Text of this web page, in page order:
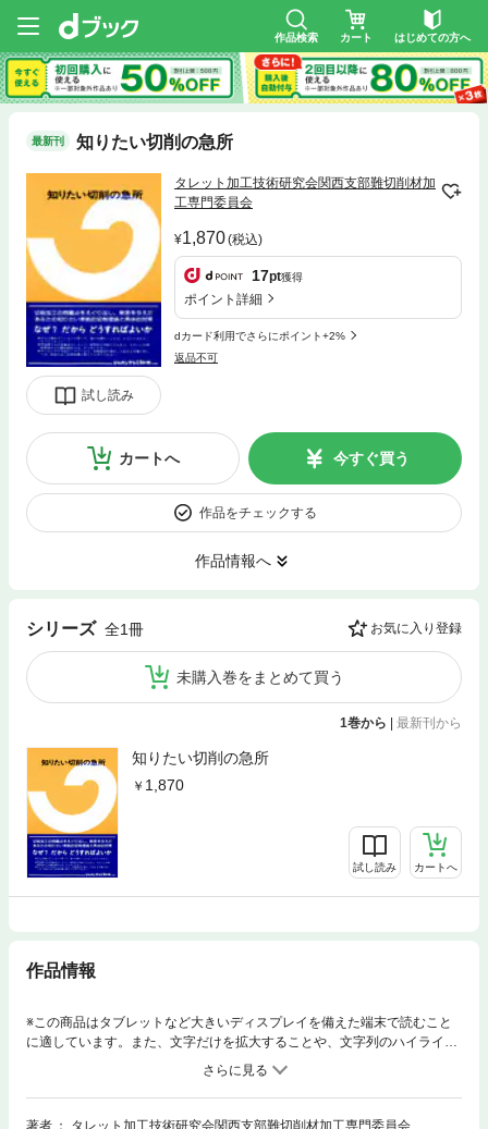
作品検索 カート はじめての方へ
最新刊 知りたい切削の急所
試し読み
タレット加工技術研究会関西支部難切削材加
工専門委員会
1,870(税込)
17pt獲得
ポイント詳細
dカード利用でさらにポイント+2%
返品不可
カートへ 今すぐ買う
作品をチェックする
作品情報へ
シリーズ 全1冊 お気に入り登録
未購入巻をまとめて買う
1巻から 最新刊から
知りたい切削の急所
1,870
試し読み カートへ
作品情報
※この商品はタブレットなど大きいディスプレイを備えた端末で読むこと
に適しています。また、文字だけを拡大することや、文字列のハイライ
ト、検索、辞書の参照、引用などの機能が使用できません。現場での切削
の問題はこうすれば解決できる‐‐‐‐。実践的切削理論と具体的対策。少なく
とも、ビビリの問題はいますぐ解決します。切削の理論と実際は、この本
1冊で、まず十分です。